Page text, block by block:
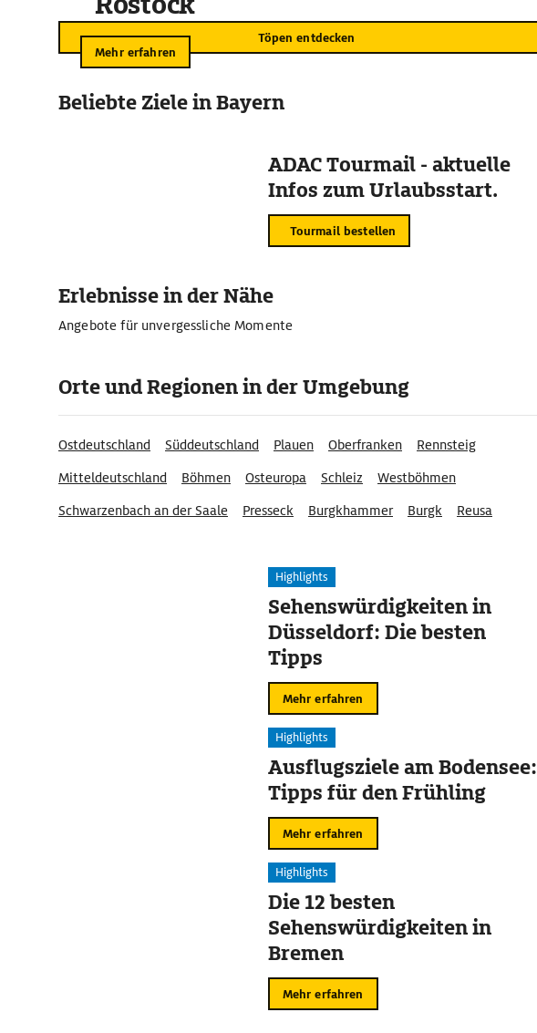
Töpen entdecken
Mehr erfahren
Beliebte Ziele in Bayern
ADAC Tourmail - aktuelle
Infos zum Urlaubsstart.
Tourmail bestellen
Erlebnisse in der Nähe
Angebote für unvergessliche Momente
Orte und Regionen in der Umgebung
Ostdeutschland Süddeutschland Plauen Oberfranken
Rennsteig
Mitteldeutschland
Böhmen Osteuropa Schleiz
Westböhmen
Schwarzenbach an der Saale
Presseck Burgkhammer Burgk
Reusa
Highlights
Sehenswürdigkeiten in
Düsseldorf: Die besten
Tipps
Mehr erfahren
Highlights
Ausflugsziele am Bodensee:
Tipps für den Frühling
Mehr erfahren
Highlights
Die 12 besten
Sehenswürdigkeiten in
Bremen
Mehr erfahren